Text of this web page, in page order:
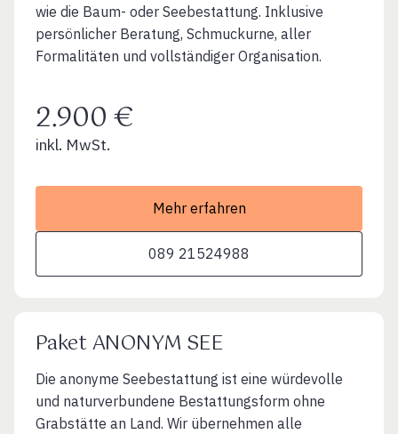
wie die Baum- oder Seebestattung. Inklusive
persönlicher Beratung, Schmuckurne, aller
Formalitäten und vollständiger Organisation.
2.900 €
inkl. MwSt.
Mehr erfahren
089 21524988
Paket ANONYM SEE
Die anonyme Seebestattung ist eine würdevolle
und naturverbundene Bestattungsform ohne
Grabstätte an Land. Wir übernehmen alle